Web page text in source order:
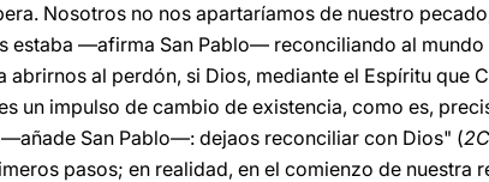
Nosotros no nos apartaríamos de nuestro
estaba —afirma San Pablo— reconciliando al
abrirnos al perdón, si Dios, mediante el Espíritu que
un impulso de cambio de existencia, como es,
San Pablo—: dejaos reconciliar con Dios" (
pasos; en realidad, en el comienzo de nuestra